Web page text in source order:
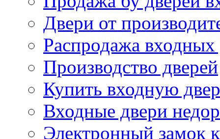
Двери от
Распродажа
Производство дверей
Купить входную
Входные двери
Электронный замок